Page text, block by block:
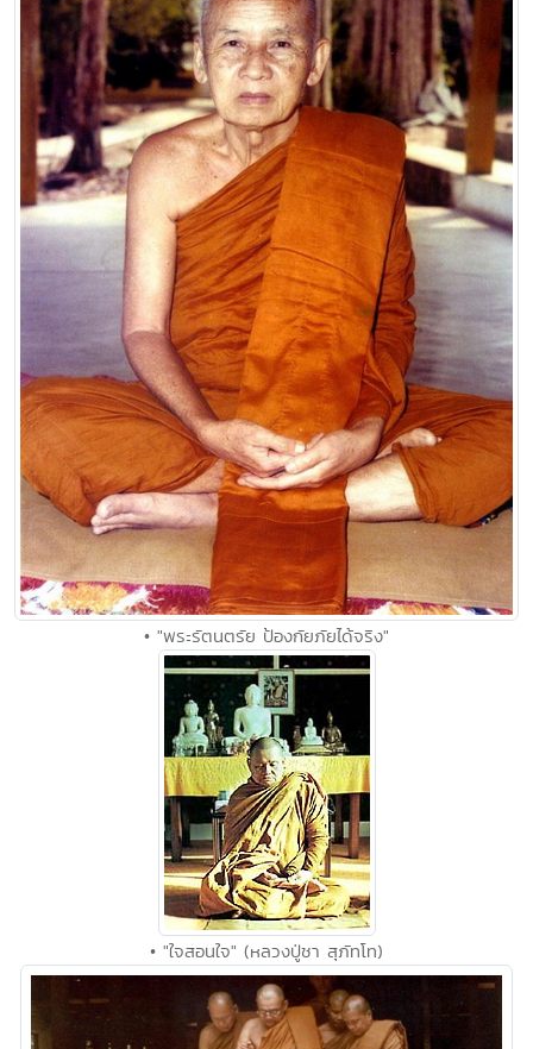
• "พระรัตนตรัย ป้องกัยภัยได้จริง"
• "ใจสอนใจ" (หลวงปู่ชา สุภัทโท)